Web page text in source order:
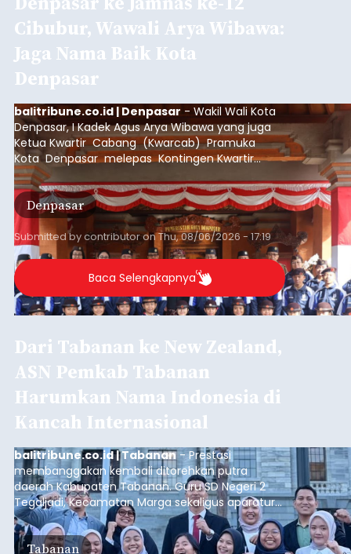
Cibubur, Wawali Arya Wibawa:
Jaga Nama Baik Kota
Denpasar
balitribune.co.id | Denpasar- Wakil Wali Kota
Denpasar, I Kadek Agus Arya Wibawa yang juga
Ketua Kwartir Cabang (Kwarcab) Pramuka
Kota Denpasar melepas Kontingen Kwartir
Cabang Gerakan Pramuka Denpasar yang akan
mengikuti Jambore Nasional Pramuka ke-12
Tahun 2026 di Bumi Perkemahan Cibubur,
Jakarta Timur.
Denpasar
Submitted bycontributoronThu, 08/06/2026 - 17:19
Baca Selengkapnya
Dari Tabanan ke New Zealand,
ASN Pemkab Tabanan
Harumkan Nama Indonesia di
Kancah Internasional
balitribune.co.id | Tabanan- Prestasi
membanggakan kembali ditorehkan putra
daerah Kabupaten Tabanan. Guru SD Negeri 2
Tegaljadi, Kecamatan Marga sekaligus aparatur
sipil negara (ASN) Pemerintah Kabupaten
Tabanan, I Ketut Darjika Astu (31), berhasil lolos
dalam program beasiswa bergengsi New Zealand
Tabanan